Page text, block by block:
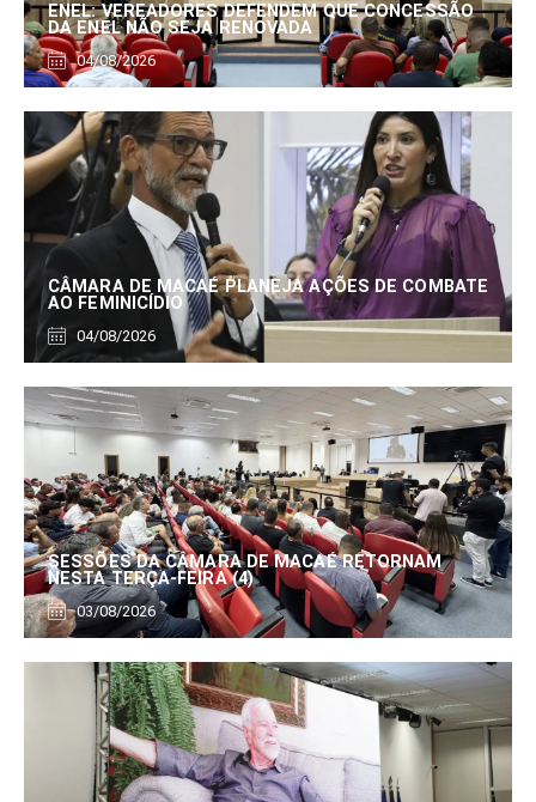
ENEL: VEREADORES DEFENDEM QUE CONCESSÃO
DA ENEL NÃO SEJA RENOVADA
04/08/2026
CÂMARA DE MACAÉ PLANEJA AÇÕES DE COMBATE
AO FEMINICÍDIO
04/08/2026
SESSÕES DA CÂMARA DE MACAÉ RETORNAM
NESTA TERÇA-FEIRA (4)
03/08/2026